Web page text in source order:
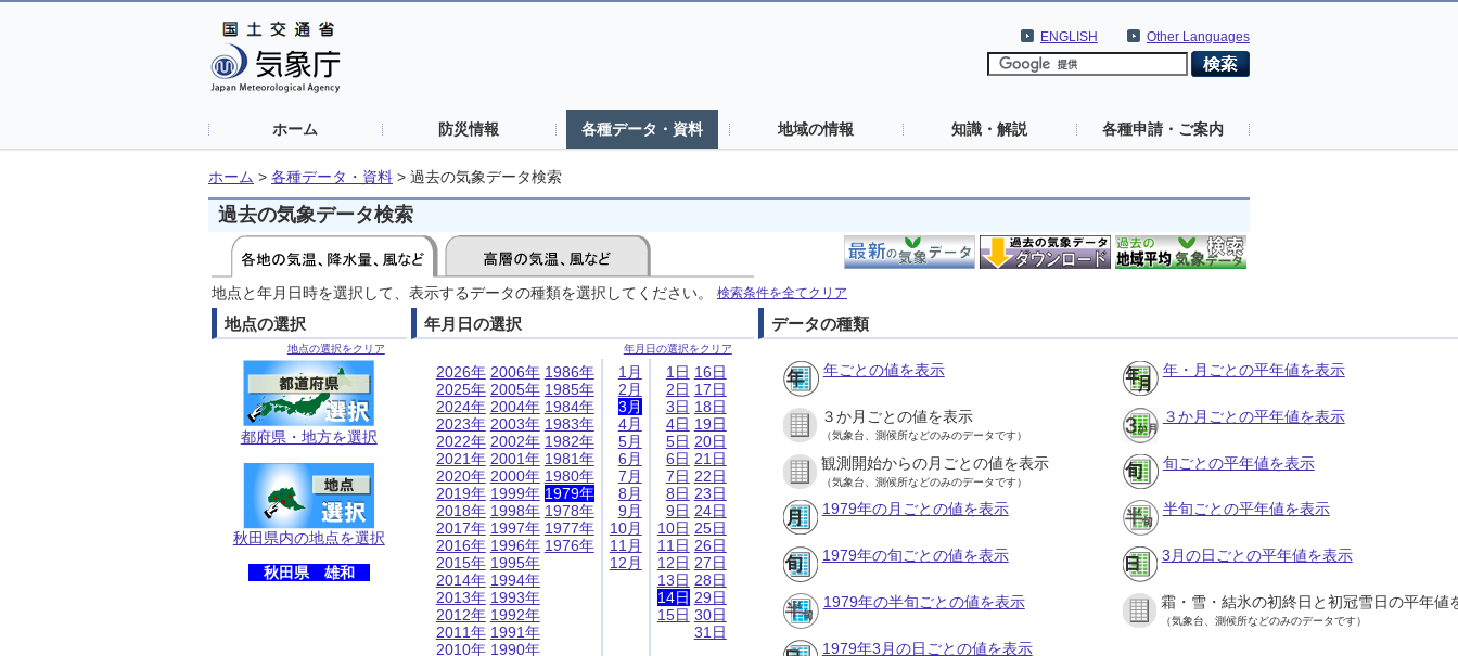
Other Languages
ENGLISH
ホーム 防災情報 各種データ・資料 地域の情報 知識・解説 各種申請・ご案内
ホーム > 各種データ・資料 > 過去の気象データ検索
過去の気象データ検索
地点と年月日時を選択して、表示するデータの種類を選択してください。 検索条件を全てクリア
地点の選択
地点の選択をクリア
都府県・地方を選択
秋田県内の地点を選択
秋田県 雄和
年月日の選択
年月日の選択をクリア
2026年
2025年
2024年
2023年
2022年
2021年
2020年
2019年
2018年
2017年
2016年
2015年
2014年
2013年
2012年
2011年
2010年
2006年
2005年
2004年
2003年
2002年
2001年
2000年
1999年
1998年
1997年
1996年
1995年
1994年
1993年
1992年
1991年
1990年
1986年
1985年
1984年
1983年
1982年
1981年
1980年
1979年
1978年
1977年
1976年
1月
2月
3月
4月
5月
6月
7月
8月
9月
10月
11月
12月
1日
2日
3日
4日
5日
6日
7日
8日
9日
10日
11日
12日
13日
14日
15日
16日
17日
18日
19日
20日
21日
22日
23日
24日
25日
26日
27日
28日
29日
30日
31日
データの種類
年ごとの値を表示 年・月ごとの平年値を表示
３か月ごとの値を表示
（気象台、測候所などのみのデータです）
３か月ごとの平年値を表示
観測開始からの月ごとの値を表示
（気象台、測候所などのみのデータです）
旬ごとの平年値を表示
1979年の月ごとの値を表示 半旬ごとの平年値を表示
1979年の旬ごとの値を表示 3月の日ごとの平年値を表示
1979年の半旬ごとの値を表示 霜・雪・結氷の初終日と初冠雪日の平年値
（気象台、測候所などのみのデータです）
1979年3月の日ごとの値を表示